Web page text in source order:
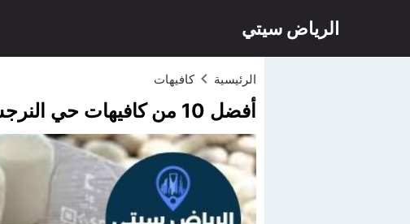
الرياض سيتي
الرئيسية كافيهات
أفضل 10 من كافيهات حي النرجس الرياض لعام 2026